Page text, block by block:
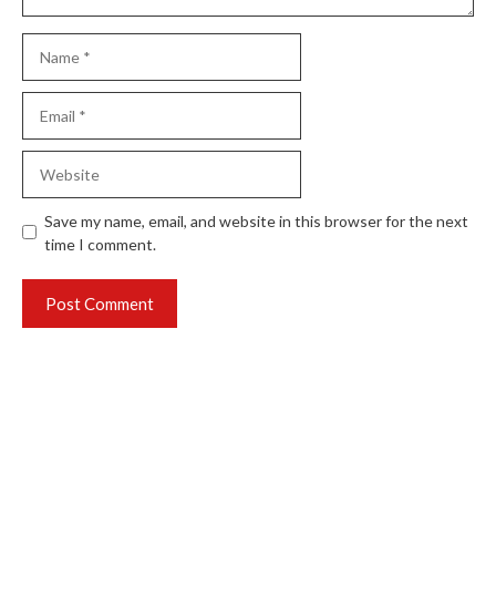
Save my name, email, and website in this browser for the next
time I comment.